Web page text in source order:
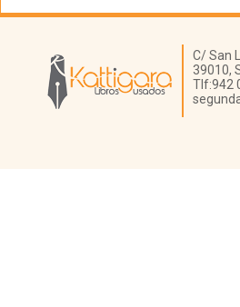
Librería Kattigara
C/ San
39010,
Tlf:942